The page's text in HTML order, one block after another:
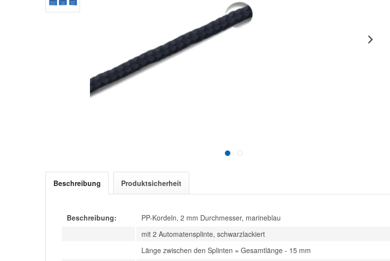
Beschreibung Produktsicherheit
Beschreibung:
PP-Kordeln, 2 mm Durchmesser, marineblau
mit 2 Automatensplinte, schwarzlackiert
Länge zwischen den Splinten = Gesamtlänge - 15 mm